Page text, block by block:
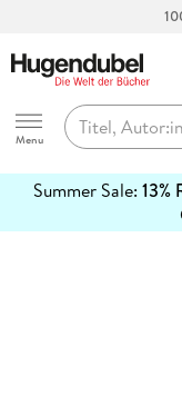
Hugendubel
Menu
Summer Sale: 13%
erfahren